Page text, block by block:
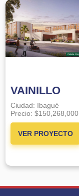
VAINILLO
Ciudad: Ibagué
Precio:$150,268,000
VER PROYECTO